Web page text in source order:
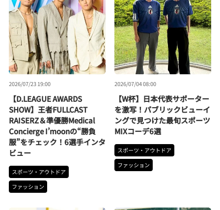
2026/07/23 19:00
【D.LEAGUE AWARDS
SHOW】王者FULLCAST
RAISERZ＆準優勝Medical
Concierge I’moonの“勝負
服”をチェック！6選手インタ
ビュー
スポーツ・アウトドア
ファッション
2026/07/04 08:00
【W杯】日本代表サポーター
を激写！パブリックビューイ
ングで見つけた最旬スポーツ
MIXコーデ6選
スポーツ・アウトドア
ファッション